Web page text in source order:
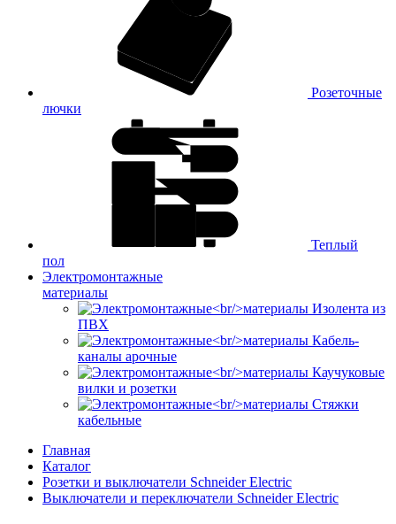
Розеточные
лючки
Теплый
пол
Электромонтажные
материалы
Изолента из
ПВХ
Кабель-
каналы арочные
Каучуковые
вилки и розетки
Стяжки
кабельные
Главная
Каталог
Розетки и выключатели Schneider Electric
Выключатели и переключатели Schneider Electric